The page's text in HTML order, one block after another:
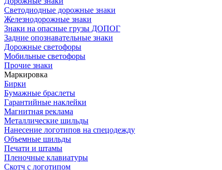
Светодиодные дорожные знаки
Железнодорожные знаки
Знаки на опасные грузы ДОПОГ
Задние опознавательные знаки
Дорожные светофоры
Мобильные светофоры
Прочие знаки
Маркировка
Бирки
Бумажные браслеты
Гарантийные наклейки
Магнитная реклама
Металлические шильды
Нанесение логотипов на спецодежду
Объемные шильды
Печати и штамы
Пленочные клавиатуры
Скотч с логотипом